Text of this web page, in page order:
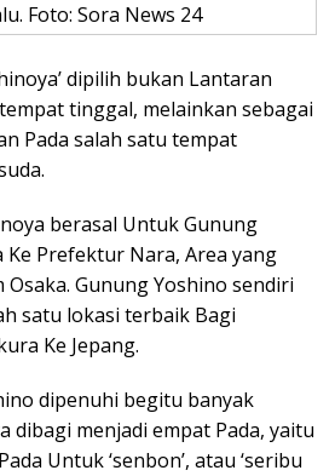
Foto: Sora News 24
dipilih bukan Lantaran
tinggal, melainkan sebagai
Pada salah satu tempat
berasal Untuk Gunung
Ke Prefektur Nara, Area yang
Gunung Yoshino sendiri
satu lokasi terbaik Bagi
Ke Jepang.
dipenuhi begitu banyak
dibagi menjadi empat Pada, yaitu
Untuk ‘senbon’, atau ‘seribu